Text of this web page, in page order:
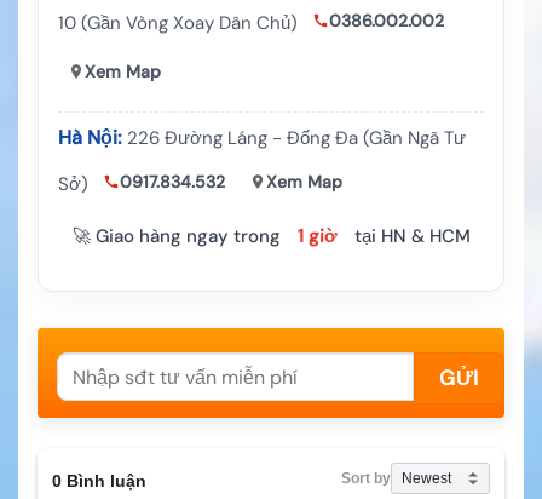
10 (Gần Vòng Xoay Dân Chủ)
0386.002.002
Xem Map
Hà Nội: 226 Đường Láng - Đống Đa (Gần Ngã Tư
Sở)
0917.834.532 Xem Map
🚀 Giao hàng ngay trong 1 giờ tại HN & HCM
0 Bình luận Sort by